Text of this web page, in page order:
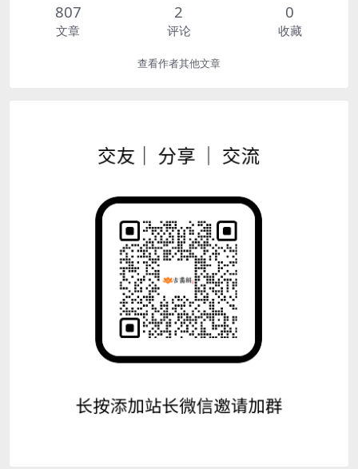
807
文章
2
评论
0
收藏
查看作者其他文章